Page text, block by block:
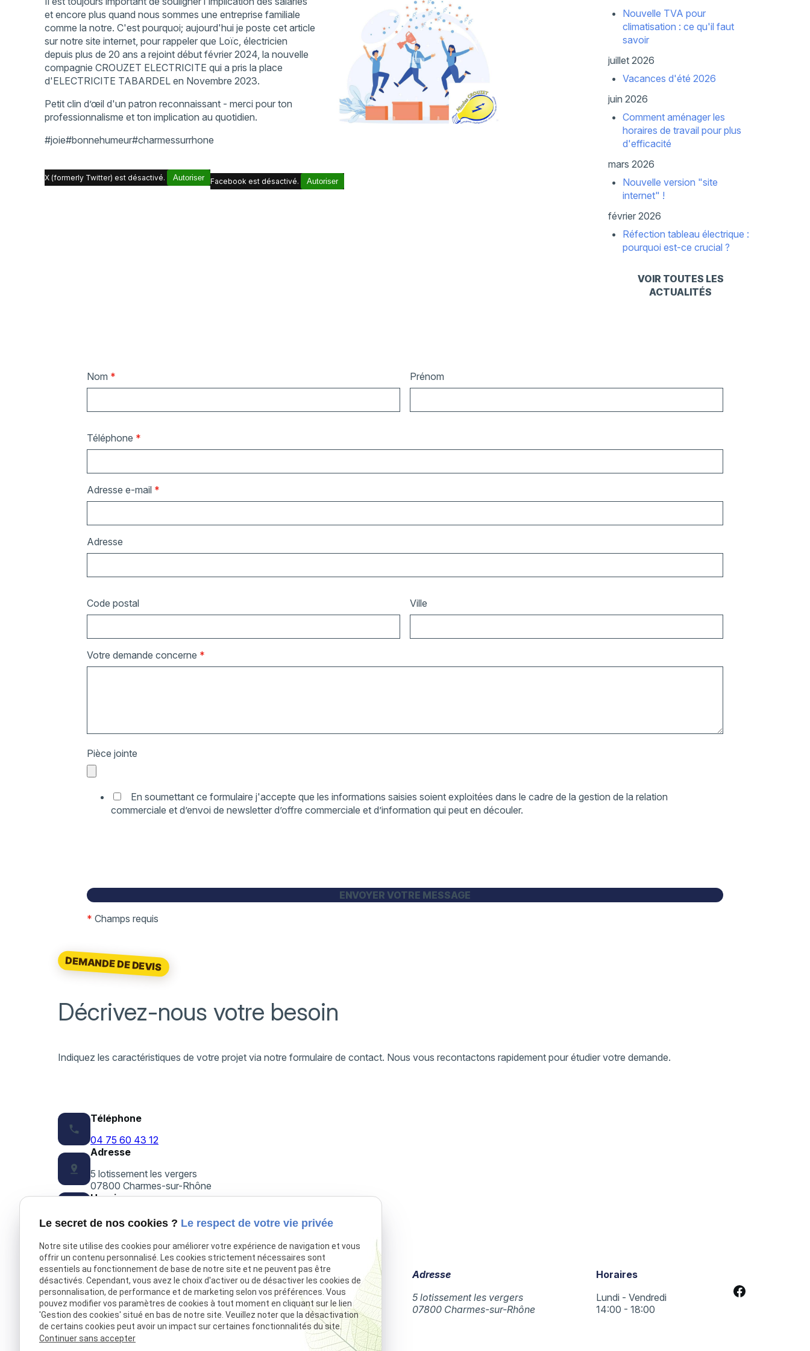
et encore plus quand nous sommes une entreprise familiale
comme la notre. C'est pourquoi; aujourd'hui je poste cet article
sur notre site internet, pour rappeler que Loïc, électricien
depuis plus de 20 ans a rejoint début février 2024, la nouvelle
compagnie CROUZET ELECTRICITE qui a pris la place
d'ELECTRICITE TABARDEL en Novembre 2023.
Petit clin d’œil d'un patron reconnaissant - merci pour ton
professionnalisme et ton implication au quotidien.
#joie#bonnehumeur#charmessurrhone
X (formerly Twitter) est désactivé. Autoriser Facebook est désactivé. Autoriser
Nouvelle TVA pour
climatisation : ce qu'il faut
savoir
juillet 2026
Vacances d'été 2026
juin 2026
Comment aménager les
horaires de travail pour plus
d'efficacité
mars 2026
Nouvelle version "site
internet" !
février 2026
Réfection tableau électrique :
pourquoi est-ce crucial ?
VOIR TOUTES LES
ACTUALITÉS
Nom * Prénom
Téléphone *
Adresse e-mail *
Adresse
Code postal Ville
Votre demande concerne *
Pièce jointe
En soumettant ce formulaire j'accepte que les informations saisies soient exploitées dans le cadre de la gestion de la relation
commerciale et d’envoi de newsletter d’offre commerciale et d’information qui peut en découler.
* Champs requis
DEMANDE DE DEVIS
Décrivez-nous votre besoin
Indiquez les caractéristiques de votre projet via notre formulaire de contact. Nous vous recontactons rapidement pour étudier votre demande.
phone
Téléphone
04 75 60 43 12
pin_drop
Adresse
5 lotissement les vergers
07800 Charmes-sur-Rhône
Horaires
09:00/19:00 - Lundi/Vendredi
CROUZET ÉLECTRICITÉ, électricien à
Valence. Installation, mise aux normes,
dépannage et entretien en électricité
générale, chauffage, climatisation,
domotique et luminaires
intérieurs/extérieurs.
Téléphone
04 75 60 43 12
Adresse
5 lotissement les vergers
07800 Charmes-sur-Rhône
Horaires
Lundi - Vendredi
14:00 - 18:00
Le secret de nos cookies ? Le respect de votre vie privée
Notre site utilise des cookies pour améliorer votre expérience de navigation et vous
offrir un contenu personnalisé. Les cookies strictement nécessaires sont
essentiels au fonctionnement de base de notre site et ne peuvent pas être
désactivés. Cependant, vous avez le choix d'activer ou de désactiver les cookies de
personnalisation, de performance et de marketing selon vos préférences. Vous
pouvez modifier vos paramètres de cookies à tout moment en cliquant sur le lien
'Gestion des cookies' situé en bas de notre site. Veuillez noter que la désactivation
de certains cookies peut avoir un impact sur certaines fonctionnalités du site.
Continuer sans accepter